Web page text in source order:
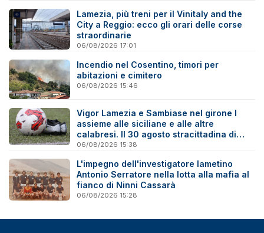
Lamezia, più treni per il Vinitaly and the
City a Reggio: ecco gli orari delle corse
straordinarie
06/08/2026 17:01
Incendio nel Cosentino, timori per
abitazioni e cimitero
06/08/2026 15:46
Vigor Lamezia e Sambiase nel girone I
assieme alle siciliane e alle altre
calabresi. Il 30 agosto stracittadina di
Coppa Italia
06/08/2026 15:38
L'impegno dell'investigatore lametino
Antonio Serratore nella lotta alla mafia al
fianco di Ninni Cassarà
06/08/2026 15:28